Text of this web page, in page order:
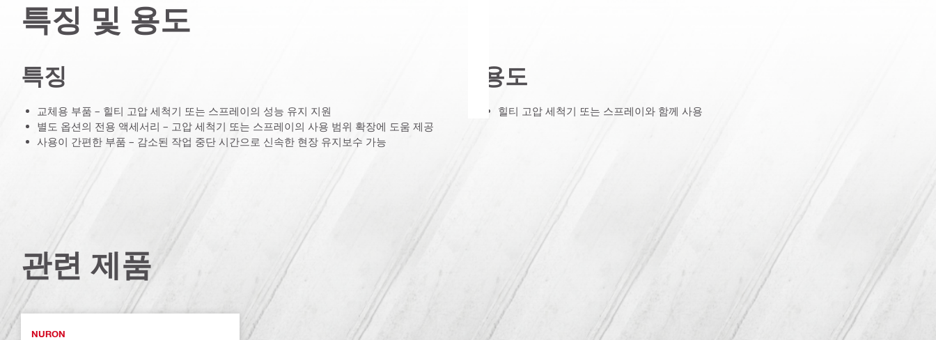
특징 및 용도
특징
교체용 부품 – 힐티 고압 세척기 또는 스프레이의 성능 유지 지원
별도 옵션의 전용 액세서리 – 고압 세척기 또는 스프레이의 사용 범위 확장에 도움 제공
사용이 간편한 부품 – 감소된 작업 중단 시간으로 신속한 현장 유지보수 가능
용도
힐티 고압 세척기 또는 스프레이와 함께 사용
관련 제품
NURON